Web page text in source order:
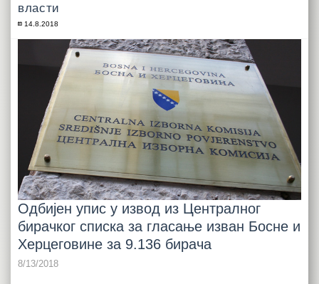
власти
14.8.2018
Одбијен упис у извод из Централног
бирачког списка за гласање изван Босне и
Херцеговине за 9.136 бирача
8/13/2018